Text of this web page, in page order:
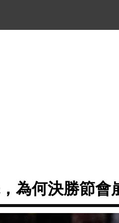
為何決勝節會